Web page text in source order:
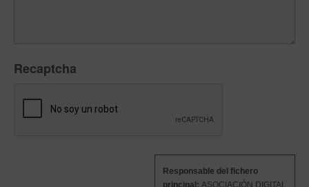
Recaptcha
Responsable del fichero
principal: ASOCIACIÓN DIGITAL